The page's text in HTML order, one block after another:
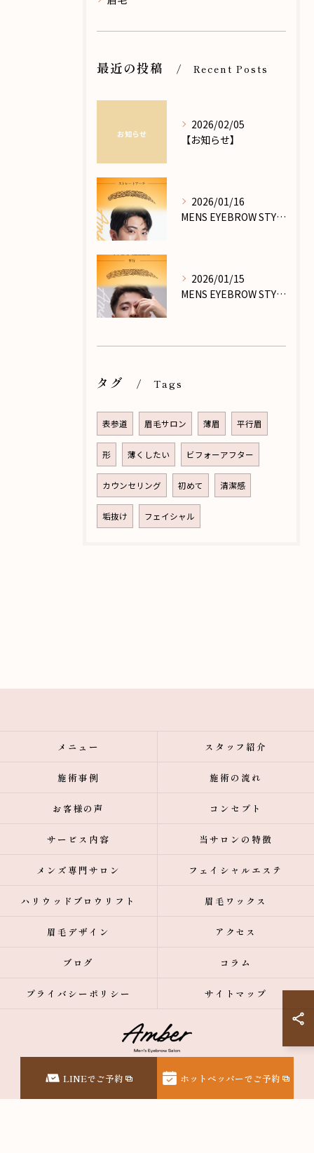
最近の投稿 Recent Posts
2026/02/05
【お知らせ】
2026/01/16
MENS EYEBROW STYLE_PART.Ⅶ
2026/01/15
MENS EYEBROW STYLE_PART.Ⅵ
タグ Tags
表参道 眉毛サロン 薄眉 平行眉
形 薄くしたい ビフォーアフター
カウンセリング 初めて 清潔感
垢抜け フェイシャル
LINEでご予約 ホットペッパーでご予約
メニュー スタッフ紹介
施術事例 施術の流れ
お客様の声 コンセプト
サービス内容 当サロンの特徴
メンズ専門サロン フェイシャルエステ
ハリウッドブロウリフト 眉毛ワックス
眉毛デザイン アクセス
ブログ コラム
プライバシーポリシー サイトマップ
© 2026 東京都表参道の眉毛サロンなら【メンズ眉毛サロン】Amber表参道 ALL
RIGHTS RESERVED.